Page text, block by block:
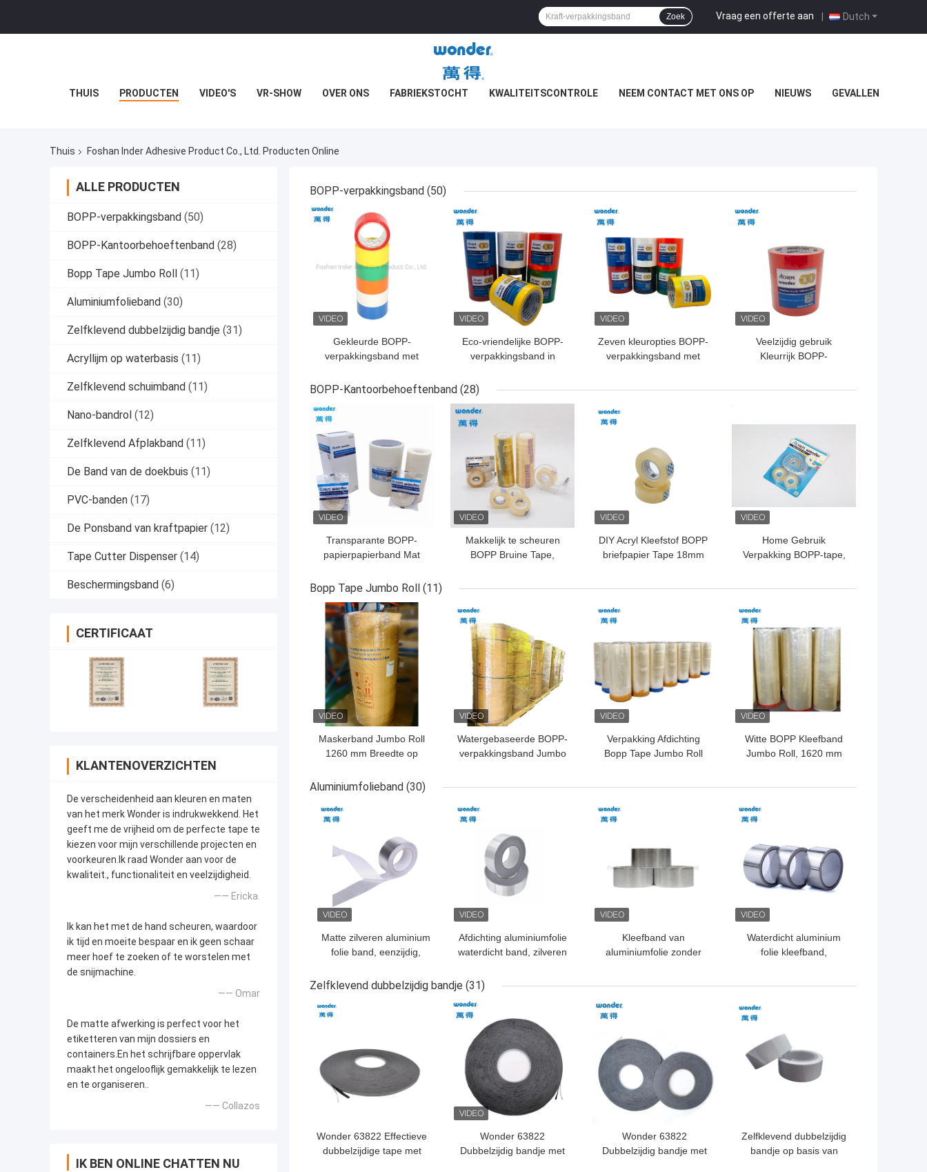
Dutch
Vraag een offerte aan |
Zoek
THUIS PRODUCTEN VIDEO'S VR-SHOW OVER ONS FABRIEKSTOCHT KWALITEITSCONTROLE NEEM CONTACT MET ONS OP NIEUWS GEVALLEN
Thuis Foshan Inder Adhesive Product Co., Ltd. Producten Online
ALLE PRODUCTEN
BOPP-verpakkingsband (50)
BOPP-Kantoorbehoeftenband (28)
Bopp Tape Jumbo Roll (11)
Aluminiumfolieband (30)
Zelfklevend dubbelzijdig bandje (31)
Acryllijm op waterbasis (11)
Zelfklevend schuimband (11)
Nano-bandrol (12)
Zelfklevend Afplakband (11)
De Band van de doekbuis (11)
PVC-banden (17)
De Ponsband van kraftpapier (12)
Tape Cutter Dispenser (14)
Beschermingsband (6)
CERTIFICAAT
KLANTENOVERZICHTEN
De verscheidenheid aan kleuren en maten
van het merk Wonder is indrukwekkend. Het
geeft me de vrijheid om de perfecte tape te
kiezen voor mijn verschillende projecten en
voorkeuren.Ik raad Wonder aan voor de
kwaliteit., functionaliteit en veelzijdigheid.
—— Ericka.
Ik kan het met de hand scheuren, waardoor
ik tijd en moeite bespaar en ik geen schaar
meer hoef te zoeken of te worstelen met
de snijmachine.
—— Omar
De matte afwerking is perfect voor het
etiketteren van mijn dossiers en
containers.En het schrijfbare oppervlak
maakt het ongelooflijk gemakkelijk te lezen
en te organiseren..
—— Collazos
IK BEN ONLINE CHATTEN NU
BOPP-verpakkingsband (50)
Gekleurde BOPP-
verpakkingsband met
algemene
BESTE PRIJS
Eco-vriendelijke BOPP-
verpakkingsband in
VOC-watergebaseerde
BESTE PRIJS
Zeven kleuropties BOPP-
verpakkingsband met
BESTE PRIJS
Veelzijdig gebruik
Kleurrijk BOPP-
BESTE PRIJS
BOPP-Kantoorbehoeftenband (28)
Transparante BOPP-
papierpapierband Mat
etikettering
BESTE PRIJS
Makkelijk te scheuren
BOPP Bruine Tape,
BESTE PRIJS
DIY Acryl Kleefstof BOPP
briefpapier Tape 18mm
BESTE PRIJS
Home Gebruik
Verpakking BOPP-tape,
Bopp Tape Jumbo Roll (11)
Maskerband Jumbo Roll
1260 mm Breedte op
kleefverpakking
BESTE PRIJS
Watergebaseerde BOPP-
verpakkingsband Jumbo
BESTE PRIJS
Verpakking Afdichting
Bopp Tape Jumbo Roll
BESTE PRIJS
Witte BOPP Kleefband
Jumbo Roll, 1620 mm
BESTE PRIJS
Aluminiumfolieband (30)
Matte zilveren aluminium
folie band, eenzijdig,
hoogtemperatuurbestendig
BESTE PRIJS
Afdichting aluminiumfolie
waterdicht band, zilveren
BESTE PRIJS
Kleefband van
aluminiumfolie zonder
BESTE PRIJS
Waterdicht aluminium
folie kleefband,
BESTE PRIJS
Zelfklevend dubbelzijdig bandje (31)
Wonder 63822 Effectieve
dubbelzijdige tape met
BESTE PRIJS
Wonder 63822
Dubbelzijdig bandje met
BESTE PRIJS
Wonder 63822
Dubbelzijdig bandje met
BESTE PRIJS
Zelfklevend dubbelzijdig
bandje op basis van
BESTE PRIJS